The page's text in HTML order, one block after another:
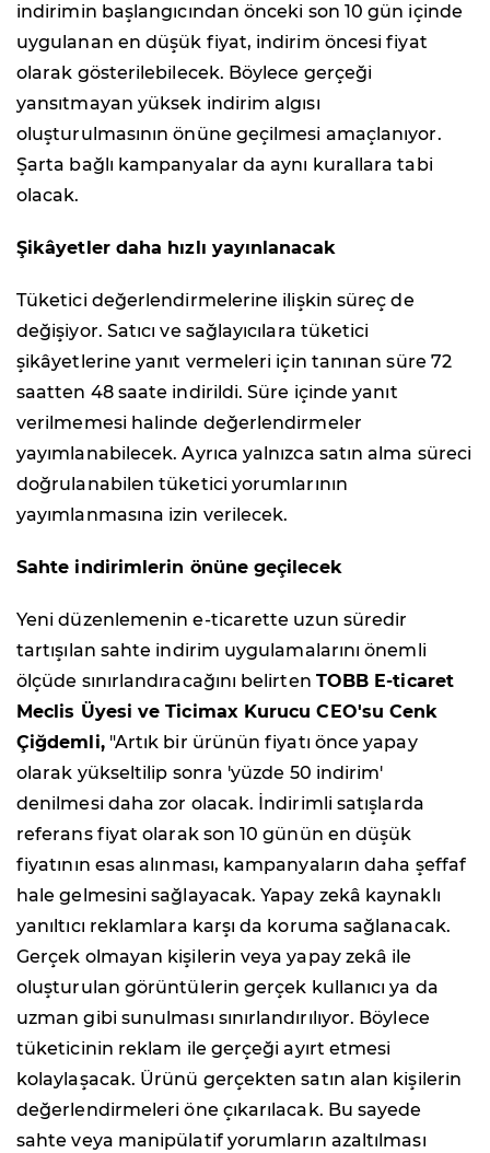
indirimin başlangıcından önceki son 10 gün içinde
uygulanan en düşük fiyat, indirim öncesi fiyat
olarak gösterilebilecek. Böylece gerçeği
yansıtmayan yüksek indirim algısı
oluşturulmasının önüne geçilmesi amaçlanıyor.
Şarta bağlı kampanyalar da aynı kurallara tabi
olacak.
Şikâyetler daha hızlı yayınlanacak
Tüketici değerlendirmelerine ilişkin süreç de
değişiyor. Satıcı ve sağlayıcılara tüketici
şikâyetlerine yanıt vermeleri için tanınan süre 72
saatten 48 saate indirildi. Süre içinde yanıt
verilmemesi halinde değerlendirmeler
yayımlanabilecek. Ayrıca yalnızca satın alma süreci
doğrulanabilen tüketici yorumlarının
yayımlanmasına izin verilecek.
Sahte indirimlerin önüne geçilecek
Yeni düzenlemenin e-ticarette uzun süredir
tartışılan sahte indirim uygulamalarını önemli
ölçüde sınırlandıracağını belirten TOBB E-ticaret
Meclis Üyesi ve Ticimax Kurucu CEO'su Cenk
Çiğdemli,"Artık bir ürünün fiyatı önce yapay
olarak yükseltilip sonra 'yüzde 50 indirim'
denilmesi daha zor olacak. İndirimli satışlarda
referans fiyat olarak son 10 günün en düşük
fiyatının esas alınması, kampanyaların daha şeffaf
hale gelmesini sağlayacak. Yapay zekâ kaynaklı
yanıltıcı reklamlara karşı da koruma sağlanacak.
Gerçek olmayan kişilerin veya yapay zekâ ile
oluşturulan görüntülerin gerçek kullanıcı ya da
uzman gibi sunulması sınırlandırılıyor. Böylece
tüketicinin reklam ile gerçeği ayırt etmesi
kolaylaşacak. Ürünü gerçekten satın alan kişilerin
değerlendirmeleri öne çıkarılacak. Bu sayede
sahte veya manipülatif yorumların azaltılması